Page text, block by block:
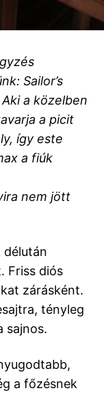
Sailor’s
a közelben
a picit
így este
a fiúk
nem jött
délután
Friss diós
zárásként.
tényleg
sajnos.
a főzésnek